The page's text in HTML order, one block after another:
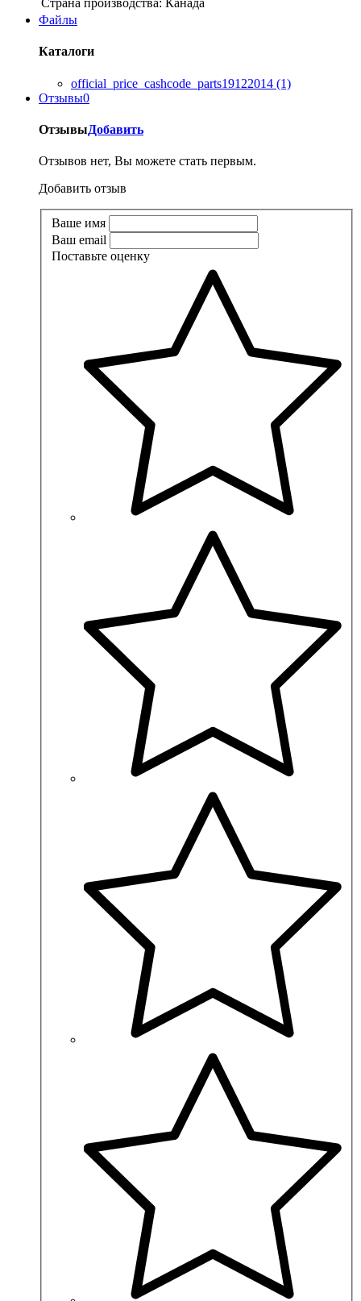
Страна производства: Канада
Файлы
Каталоги
official_price_cashcode_parts19122014 (1)
Отзывы0
ОтзывыДобавить
Отзывов нет, Вы можете стать первым.
Добавить отзыв
Ваше имя
Ваш email
Поставьте оценку